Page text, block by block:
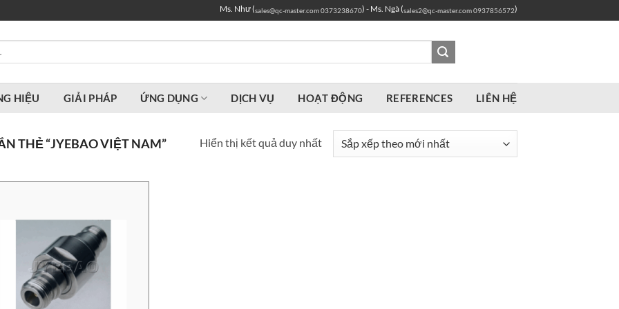
Ms. Như (sales@qc-master.com0373238670) - Ms. Ngà (sales2@qc-master.com0937856572)
HIỆU GIẢI PHÁP ỨNG DỤNG DỊCH VỤ HOẠT ĐỘNG REFERENCES LIÊN HỆ
THẺ “JYEBAO VIỆT NAM” Hiển thị kết quả duy nhất